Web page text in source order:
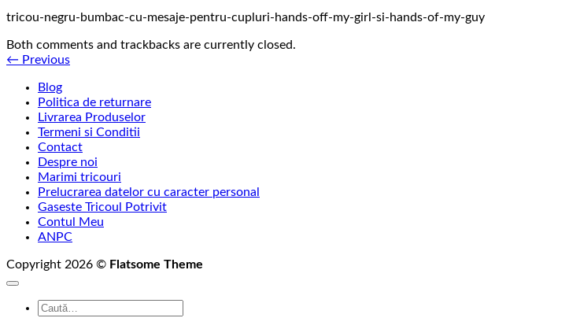
tricou-negru-bumbac-cu-mesaje-pentru-cupluri-hands-off-my-girl-si-hands-of-my-guy
Both comments and trackbacks are currently closed.
← Previous
Blog
Politica de returnare
Livrarea Produselor
Termeni si Conditii
Contact
Despre noi
Marimi tricouri
Prelucrarea datelor cu caracter personal
Gaseste Tricoul Potrivit
Contul Meu
ANPC
Copyright 2026 © Flatsome Theme
Caută